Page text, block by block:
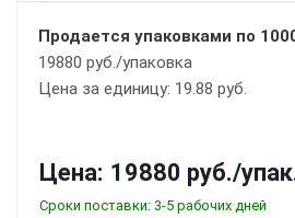
Продается упаковками по
19880 руб./упаковка
Цена за единицу: 19.88 руб.
Цена: 19880 руб./
Сроки поставки: 3-5 рабочих дней